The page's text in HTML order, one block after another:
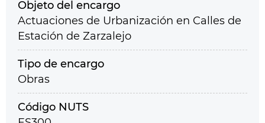
Objeto del encargo
Actuaciones de Urbanización en Calles de
Estación de Zarzalejo
Tipo de encargo
Obras
Código NUTS